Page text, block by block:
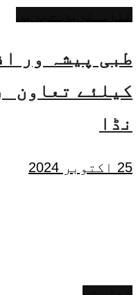
طبی پیشہ ور
کیلئے تعاون
نڈا
25 اکتوبر 2024